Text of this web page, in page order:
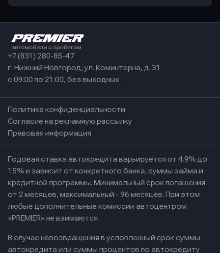
+7 (831) 280-85-47
г. Нижний Новгород, ул. Коминтерна, д. 31
с 09:00 по 21:00, без выходных
Политика конфиденциальности
Согласие на рекламную рассылку
Правовая информация
Годовая ставка автокредита варьируется от 4.9% до
15% и зависит от конкретного банка, суммы займа и
кредитной программы. Минимальный срок погашения
от 2 месяцев, максимальный - 96 месяцев. При этом
любые дополнительные комиссии автоцентром
«PREMIER» не взимаются.
В случае невозвращения в условленный срок суммы
автокредита или суммы процентов по автокредиту